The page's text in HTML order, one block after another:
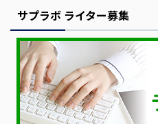
サプラボ ライター募集